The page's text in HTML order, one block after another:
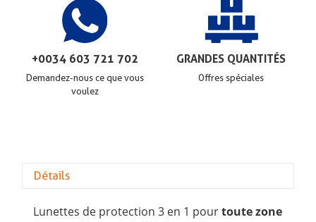
+0034 603 721 702
Demandez-nous ce que vous
voulez
GRANDES QUANTITÉS
Offres spéciales
Détails
Lunettes de protection 3 en 1 pourtoute zone